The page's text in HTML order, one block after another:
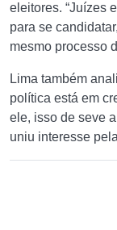
eleitores. “Juízes
para se
mesmo processo
Lima também
política está em
ele, isso de seve
uniu interesse